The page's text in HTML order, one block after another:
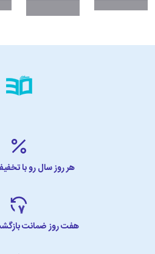
هر روز سال رو با
هفت روز ضمانت